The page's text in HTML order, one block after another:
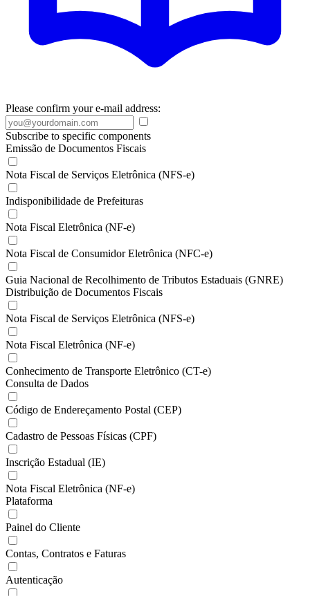
Please confirm your e-mail address:
Subscribe to specific components
Emissão de Documentos Fiscais
Nota Fiscal de Serviços Eletrônica (NFS-e)
Indisponibilidade de Prefeituras
Nota Fiscal Eletrônica (NF-e)
Nota Fiscal de Consumidor Eletrônica (NFC-e)
Guia Nacional de Recolhimento de Tributos Estaduais (GNRE)
Distribuição de Documentos Fiscais
Nota Fiscal de Serviços Eletrônica (NFS-e)
Nota Fiscal Eletrônica (NF-e)
Conhecimento de Transporte Eletrônico (CT-e)
Consulta de Dados
Código de Endereçamento Postal (CEP)
Cadastro de Pessoas Físicas (CPF)
Inscrição Estadual (IE)
Nota Fiscal Eletrônica (NF-e)
Plataforma
Painel do Cliente
Contas, Contratos e Faturas
Autenticação